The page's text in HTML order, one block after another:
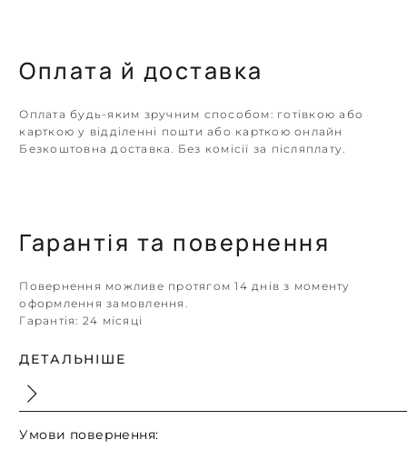
Оплата й доставка
Оплата будь-яким зручним способом: готівкою або
карткою у відділенні пошти або карткою онлайн
Безкоштовна доставка. Без комісії за післяплату.
Гарантія та повернення
Повернення можливе протягом 14 днів з моменту
оформлення замовлення.
Гарантія: 24 місяці
ДЕТАЛЬНІШЕ
Умови повернення: